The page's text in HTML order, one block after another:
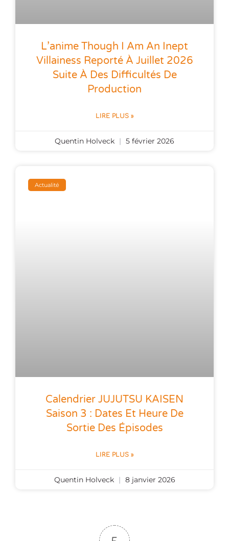
L’anime Though I Am An Inept
Villainess Reporté À Juillet 2026
Suite À Des Difficultés De
Production
LIRE PLUS »
Quentin Holveck 5 février 2026
Actualité
Calendrier JUJUTSU KAISEN
Saison 3 : Dates Et Heure De
Sortie Des Épisodes
LIRE PLUS »
Quentin Holveck 8 janvier 2026